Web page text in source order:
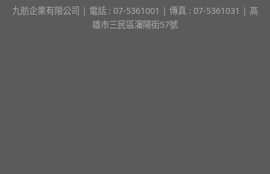
九舫企業有限公司 | 電話 : 07-5361001 | 傳真 : 07-5361031 | 高
雄市三民區瀋陽街57號